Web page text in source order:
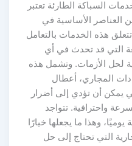
السباكة الطارئة تعتبر
العناصر الأساسية في
هذه الخدمات بالتعامل
التي قد تحدث في أي
لحل الأزمات. وتشمل هذه
المجاري، أعطال
يمكن أن تؤدي إلى أضرار
واحترافية. تتواجد
الطارئة 24 ساعة يوميًا، وهذا ما يجعلها خيارًا
التي تحتاج إلى حل